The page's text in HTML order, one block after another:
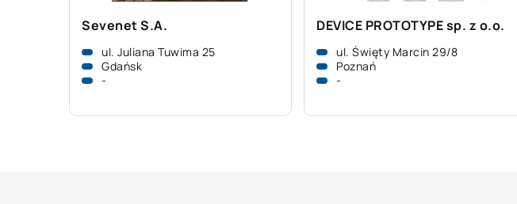
Sevenet S.A.
ul. Juliana Tuwima 25
Gdańsk
-
DEVICE PROTOTYPE sp. z o.o.
ul. Święty Marcin 29/8
Poznań
-